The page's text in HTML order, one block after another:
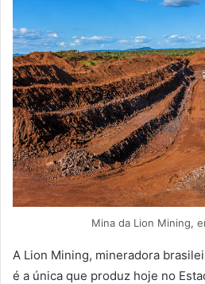
Mina da Lion Mining,
A Lion Mining, mineradora
é a única que produz hoje no